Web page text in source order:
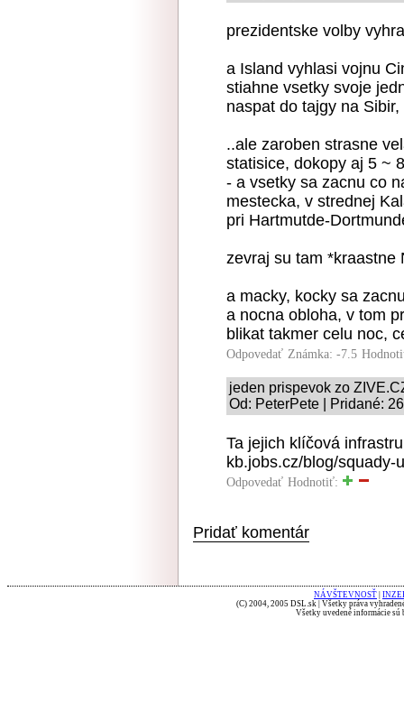
prezidentske volby
a Island vyhlasi vojnu
stiahne vsetky svoje
naspat do tajgy na Sibir,
..ale zaroben strasne
statisice, dokopy aj 5 ~
- a vsetky sa zacnu co
mestecka, v strednej
pri Hartmutde-
zevraj su tam *kraastne
a macky, kocky sa
a nocna obloha, v tom
blikat takmer celu noc,
Odpovedať Známka: -7.5
jeden prispevok zo
Od: PeterPete | Pridané:
Ta jejich klíčová
kb.jobs.cz/blog/squady-
Odpovedať Hodnotiť:
Pridať komentár
NÁVŠTEVNOSŤ
(C) 2004, 2005 DSL.sk | Všetky práva
Všetky uvedené informácie sú